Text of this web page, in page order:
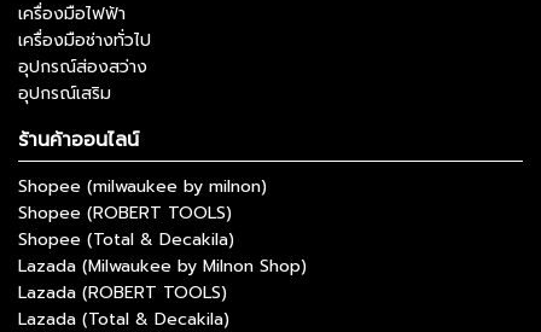
เครื่องมือไฟฟ้า
เครื่องมือช่างทั่วไป
อุปกรณ์ส่องสว่าง
อุปกรณ์เสริม
ร้านค้าออนไลน์
Shopee (milwaukee by milnon)
Shopee (ROBERT TOOLS)
Shopee (Total & Decakila)
Lazada (Milwaukee by Milnon Shop)
Lazada (ROBERT TOOLS)
Lazada (Total & Decakila)